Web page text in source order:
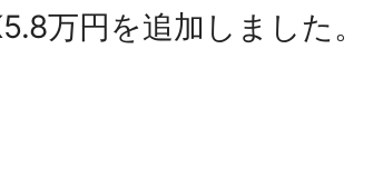
万円を追加しました。